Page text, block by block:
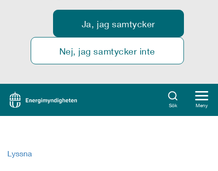
Ja, jag samtycker
Nej, jag samtycker inte
Sök Meny
Lyssna